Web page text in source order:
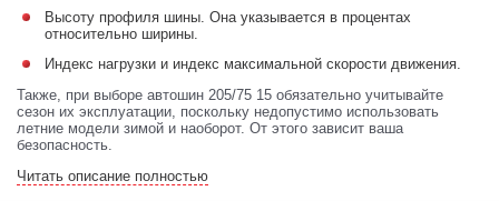
Высоту профиля шины. Она указывается в процентах
относительно ширины.
Индекс нагрузки и индекс максимальной скорости движения.
Также, при выборе автошин 205/75 15 обязательно учитывайте
сезон их эксплуатации, поскольку недопустимо использовать
летние модели зимой и наоборот. От этого зависит ваша
безопасность.
Читать описание полностью